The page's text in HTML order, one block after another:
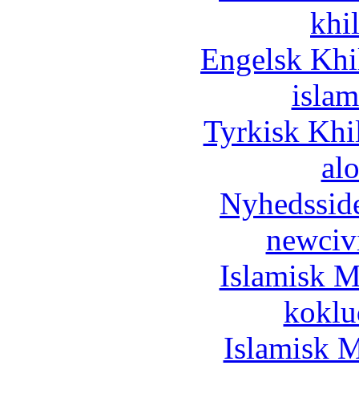
Engelsk
Tyrkisk
Islamisk
Islamisk